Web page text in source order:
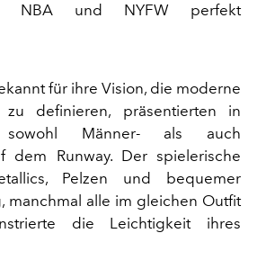
NBA und NYFW perfekt
für ihre Vision, die moderne
definieren, präsentierten in
Männer- als auch
dem Runway. Der spielerische
Pelzen und bequemer
manchmal alle im gleichen Outfit
die Leichtigkeit ihres